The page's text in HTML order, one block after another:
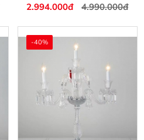
2.994.000đ
4.990.000đ
-40%